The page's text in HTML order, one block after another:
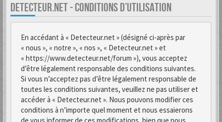
DETECTEUR.NET - CONDITIONS D’UTILISATION
En accédant à « Detecteur.net » (désigné ci-après par
« nous », « notre », « nos », « Detecteur.net » et
« https://www.detecteur.net/forum »), vous acceptez
d’être légalement responsable des conditions suivantes.
Si vous n’acceptez pas d’être légalement responsable de
toutes les conditions suivantes, veuillez ne pas utiliser et
accéder à « Detecteur.net ». Nous pouvons modifier ces
conditions à n’importe quel moment et nous essaierons